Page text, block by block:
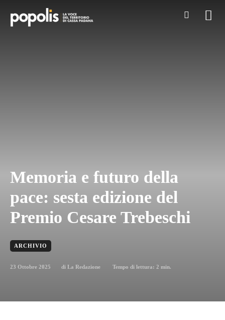
Memoria e futuro della
pace: sesta edizione del
Premio Cesare Trebeschi
ARCHIVIO
23 Ottobre 2025 di La Redazione Tempo di lettura: 2 min.